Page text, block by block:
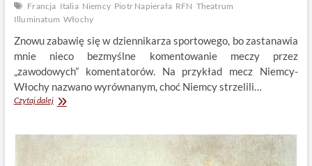
Francja Italia Niemcy Piotr Napierała RFN Theatrum
Illuminatum Włochy
Znowu zabawię się w dziennikarza sportowego, bo zastanawia
mnie nieco bezmyślne komentowanie meczy przez
„zawodowych” komentatorów. Na przykład mecz Niemcy-
Włochy nazwano wyrównanym, choć Niemcy strzelili…
Czytaj dalejNiemcy-
Francja-